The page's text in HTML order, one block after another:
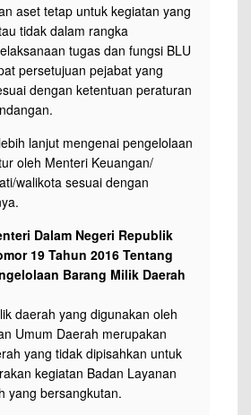
aset tetap untuk kegiatan yang
tidak dalam rangka
tugas dan fungsi BLU
persetujuan pejabat yang
dengan ketentuan peraturan
lanjut mengenai pengelolaan
oleh Menteri Keuangan/
walikota sesuai dengan
Dalam Negeri Republik
19 Tahun 2016 Tentang
Barang Milik Daerah
daerah yang digunakan oleh
Umum Daerah merupakan
yang tidak dipisahkan untuk
kegiatan Badan Layanan
yang bersangkutan.